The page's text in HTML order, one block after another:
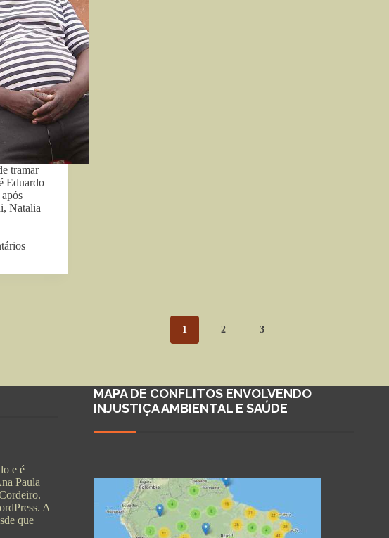
tramar
Eduardo
Natalia
1 2 3
e é
Paula
A
que
MAPA DE CONFLITOS ENVOLVENDO
INJUSTIÇA AMBIENTAL E SAÚDE